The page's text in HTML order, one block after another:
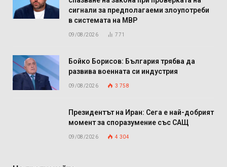
сигнали за предполагаеми злоупотреби
в системата на МВР
09/08/2026 771
Бойко Борисов: България трябва да
развива военната си индустрия
09/08/2026 3 758
Президентът на Иран: Сега е най-добрият
момент за споразумение със САЩ
09/08/2026 4 304